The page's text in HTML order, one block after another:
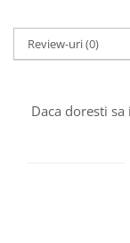
Review-uri(0)
Daca doresti